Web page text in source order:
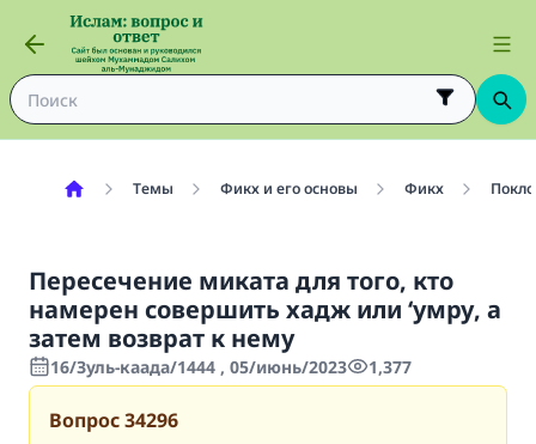
Темы Фикх и его основы Фикх
Пересечение миката для того, кто
намерен совершить хадж или ‘умру, а
затем возврат к нему
16/Зуль-каада/1444 , 05/июнь/2023 1,377
Вопрос34296